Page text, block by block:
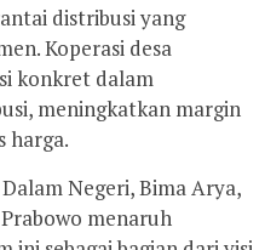
distribusi yang
Koperasi desa
konkret dalam
meningkatkan margin
harga.
Negeri, Bima Arya,
menaruh